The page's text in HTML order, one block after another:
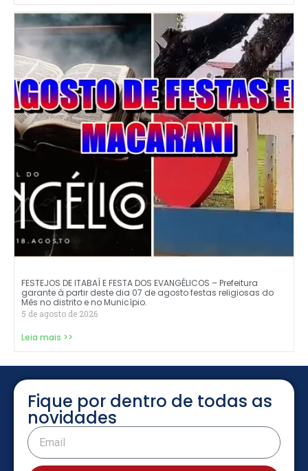
FESTEJOS DE ITABAÍ E FESTA DOS EVANGÉLICOS – Prefeitura
garante à partir deste dia 07 de agosto festas religiosas do
Mês no distrito e no Município.
5 de agosto de 2026
Leia mais >>
Fique por dentro de todas as
novidades